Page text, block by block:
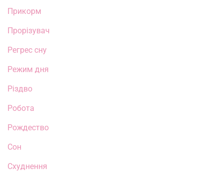
Прикорм
Прорізувач
Регрес сну
Режим дня
Різдво
Робота
Рождество
Сон
Схуднення